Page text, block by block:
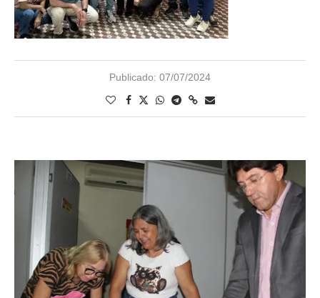
Publicado: 07/07/2024